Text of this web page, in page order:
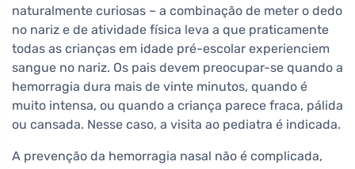
naturalmente curiosas – a combinação de meter o dedo
no nariz e de atividade física leva a que praticamente
todas as crianças em idade pré-escolar experienciem
sangue no nariz. Os pais devem preocupar-se quando a
hemorragia dura mais de vinte minutos, quando é
muito intensa, ou quando a criança parece fraca, pálida
ou cansada. Nesse caso, a visita ao pediatra é indicada.
A prevenção da hemorragia nasal não é complicada,